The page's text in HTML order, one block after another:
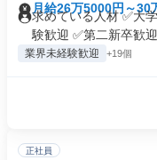
月給26万5000円～30
求めている人材 ✅大
験歓迎 ✅第二新卒歓迎
業界未経験歓迎 +19個
正社員